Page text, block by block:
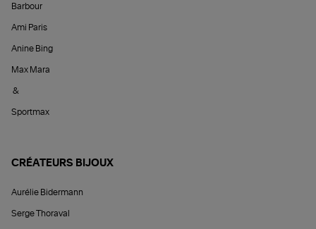
Barbour
Ami Paris
Anine Bing
Max Mara
&
Sportmax
CRÉATEURS BIJOUX
Aurélie Bidermann
Serge Thoraval